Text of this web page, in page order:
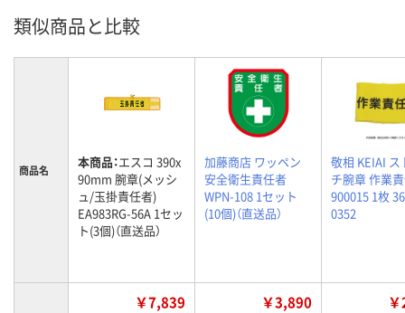
類似商品と比較
商品名 本商品：エスコ 390x
90mm 腕章(メッシ
ュ/玉掛責任者)
EA983RG-56A 1セッ
ト(3個)（直送品）
加藤商店 ワッペン
安全衛生責任者
WPN-108 1セット
(10個)（直送品）
敬相 KEIAI ス
チ腕章 作業
900015 1枚
0352
￥7,839 ￥3,890